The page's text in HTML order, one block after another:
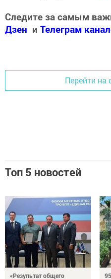
Следите за самым
Дзен и Телеграм
Перейти на
Топ 5 новостей
«Результат общего